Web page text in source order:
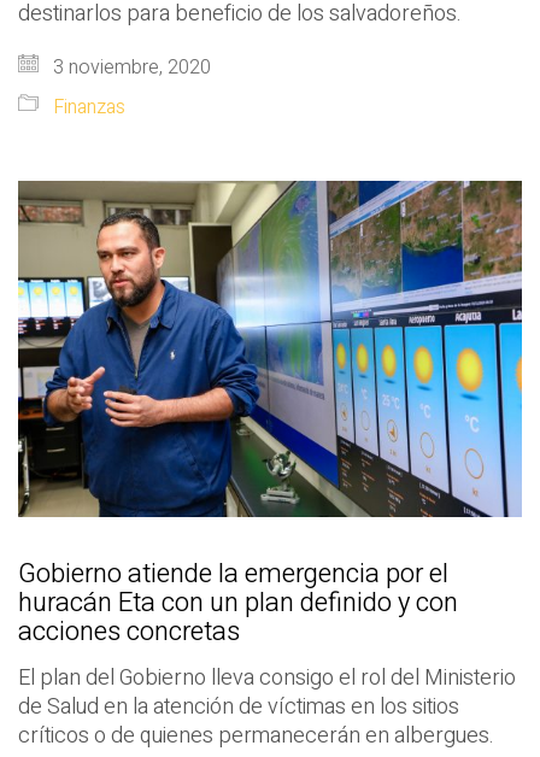
destinarlos para beneficio de los salvadoreños.
3 noviembre, 2020
Finanzas
Gobierno atiende la emergencia por el
huracán Eta con un plan definido y con
acciones concretas
El plan del Gobierno lleva consigo el rol del Ministerio
de Salud en la atención de víctimas en los sitios
críticos o de quienes permanecerán en albergues.